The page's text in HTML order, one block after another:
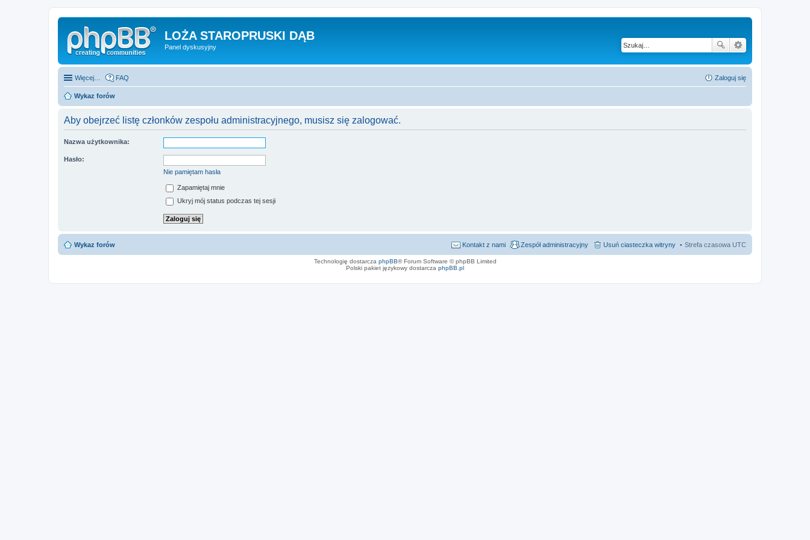
LOŻA STAROPRUSKI DĄB
Panel dyskusyjny
Więcej… FAQ Zaloguj się
Wykaz forów
Aby obejrzeć listę członków zespołu administracyjnego, musisz się zalogować.
Nazwa użytkownika:
Hasło:
Nie pamiętam hasła
Zapamiętaj mnie
Ukryj mój status podczas tej sesji
Wykaz forów Strefa czasowa UTC
Usuń ciasteczka witryny
Zespół administracyjny
Kontakt z nami
Technologię dostarcza phpBB® Forum Software © phpBB Limited
Polski pakiet językowy dostarcza phpBB.pl